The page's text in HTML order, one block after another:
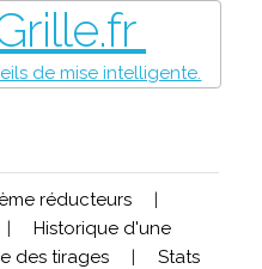
de mise intelligente.
réducteurs
|
|
Historique d'une
des tirages |
Stats